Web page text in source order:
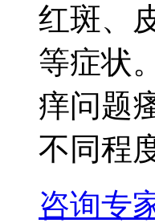
红斑、
等症状
痒问题
不同程
咨询专